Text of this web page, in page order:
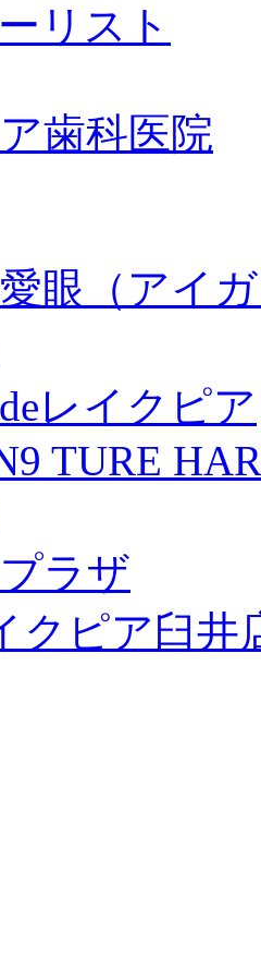
リスト
歯科医院
眼（アイ
レイクピア
TURE
ラザ
クピア臼井